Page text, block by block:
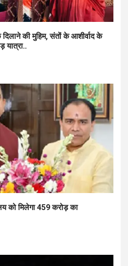
की मुहिम, संतों के आशीर्वाद के
यात्रा..
को मिलेगा 459 करोड़ का